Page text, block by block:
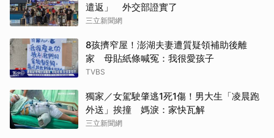
遣返」 外交部證實了
三立新聞網
8孩擠窄屋！澎湖夫妻遭質疑領補助後離
家 母貼紙條喊冤：我很愛孩子
TVBS
獨家／女駕駛肇逃1死1傷！男大生「凌晨跑
外送」挨撞 媽淚：家快瓦解
三立新聞網